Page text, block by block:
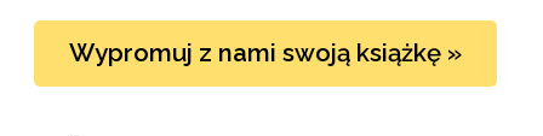
Wypromuj z nami swoją książkę »